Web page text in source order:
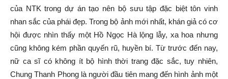
của NTK trong dự án tạo nên bộ sưu tập đặc biệt tôn vinh
nhan sắc của phái đẹp. Trong bộ ảnh mới nhất, khán giả có cơ
hội được nhìn thấy một Hồ Ngọc Hà lộng lẫy, xa hoa nhưng
cũng không kém phần quyến rũ, huyền bí. Từ trước đến nay,
nữ ca sĩ có không ít bộ hình thời trang đặc sắc, tuy nhiên,
Chung Thanh Phong là người đầu tiên mang đến hình ảnh một